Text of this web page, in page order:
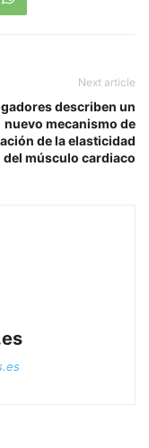
Next article
describen un
nuevo mecanismo de
de la elasticidad
del músculo cardiaco